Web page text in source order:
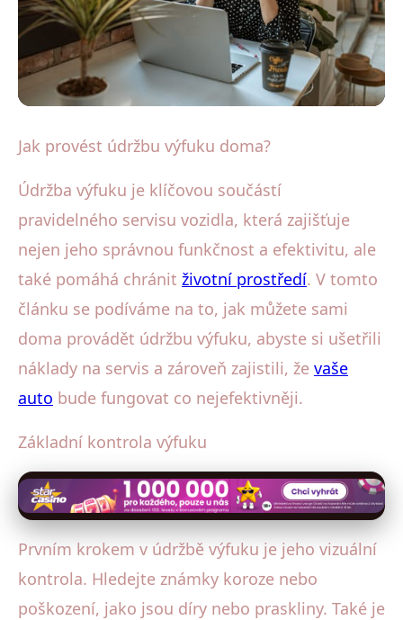
Údržba a opravy výfukových systémů
Ušetřete a chráňte auto!
25. 8. 2025· 3 min čtení · Autor: Milan Sedláček
Jak provést údržbu výfuku doma?
Údržba výfuku je klíčovou součástí
pravidelného servisu vozidla, která zajišťuje
nejen jeho správnou funkčnost a efektivitu, ale
také pomáhá chránit životní prostředí. V tomto
článku se podíváme na to, jak můžete sami
doma provádět údržbu výfuku, abyste si ušetřili
náklady na servis a zároveň zajistili, že vaše
auto bude fungovat co nejefektivněji.
Základní kontrola výfuku
Prvním krokem v údržbě výfuku je jeho vizuální
kontrola. Hledejte známky koroze nebo
poškození, jako jsou díry nebo praskliny. Také je